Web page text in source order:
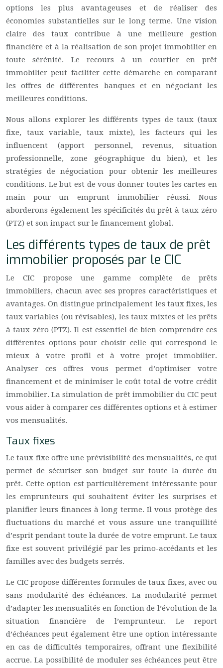
options les plus avantageuses et de réaliser des
économies substantielles sur le long terme. Une vision
claire des taux contribue à une meilleure gestion
financière et à la réalisation de son projet immobilier en
toute sérénité. Le recours à un courtier en prêt
immobilier peut faciliter cette démarche en comparant
les offres de différentes banques et en négociant les
meilleures conditions.
Nous allons explorer les différents types de taux (taux
fixe, taux variable, taux mixte), les facteurs qui les
influencent (apport personnel, revenus, situation
professionnelle, zone géographique du bien), et les
stratégies de négociation pour obtenir les meilleures
conditions. Le but est de vous donner toutes les cartes en
main pour un emprunt immobilier réussi. Nous
aborderons également les spécificités du prêt à taux zéro
(PTZ) et son impact sur le financement global.
Les différents types de taux de prêt
immobilier proposés par le CIC
Le CIC propose une gamme complète de prêts
immobiliers, chacun avec ses propres caractéristiques et
avantages. On distingue principalement les taux fixes, les
taux variables (ou révisables), les taux mixtes et les prêts
à taux zéro (PTZ). Il est essentiel de bien comprendre ces
différentes options pour choisir celle qui correspond le
mieux à votre profil et à votre projet immobilier.
Analyser ces offres vous permet d’optimiser votre
financement et de minimiser le coût total de votre crédit
immobilier. La simulation de prêt immobilier du CIC peut
vous aider à comparer ces différentes options et à estimer
vos mensualités.
Taux fixes
Le taux fixe offre une prévisibilité des mensualités, ce qui
permet de sécuriser son budget sur toute la durée du
prêt. Cette option est particulièrement intéressante pour
les emprunteurs qui souhaitent éviter les surprises et
planifier leurs finances à long terme. Il vous protège des
fluctuations du marché et vous assure une tranquillité
d’esprit pendant toute la durée de votre emprunt. Le taux
fixe est souvent privilégié par les primo-accédants et les
familles avec des budgets serrés.
Le CIC propose différentes formules de taux fixes, avec ou
sans modularité des échéances. La modularité permet
d’adapter les mensualités en fonction de l’évolution de la
situation financière de l’emprunteur. Le report
d’échéances peut également être une option intéressante
en cas de difficultés temporaires, offrant une flexibilité
accrue. La possibilité de moduler ses échéances peut être